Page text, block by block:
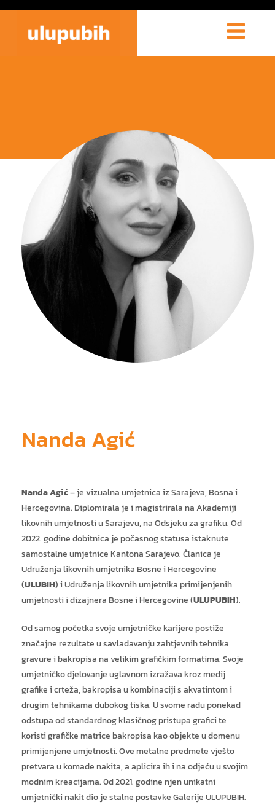
Nanda Agić
Nanda Agić– je vizualna umjetnica iz Sarajeva, Bosna i
Hercegovina. Diplomirala je i magistrirala na Akademiji
likovnih umjetnosti u Sarajevu, na Odsjeku za grafiku. Od
2022. godine dobitnica je počasnog statusa istaknute
samostalne umjetnice Kantona Sarajevo. Članica je
Udruženja likovnih umjetnika Bosne i Hercegovine
(ULUBIH) i Udruženja likovnih umjetnika primijenjenih
umjetnosti i dizajnera Bosne i Hercegovine (ULUPUBIH).
Od samog početka svoje umjetničke karijere postiže
značajne rezultate u savladavanju zahtjevnih tehnika
gravure i bakropisa na velikim grafičkim formatima. Svoje
umjetničko djelovanje uglavnom izražava kroz medij
grafike i crteža, bakropisa u kombinaciji s akvatintom i
drugim tehnikama dubokog tiska. U svome radu ponekad
odstupa od standardnog klasičnog pristupa grafici te
koristi grafičke matrice bakropisa kao objekte u domenu
primijenjene umjetnosti. Ove metalne predmete vješto
pretvara u komade nakita, a aplicira ih i na odjeću u svojim
modnim kreacijama. 0d 2021. godine njen unikatni
umjetnički nakit dio je stalne postavke Galerije ULUPUBIH.